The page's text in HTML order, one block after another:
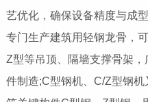
艺优化，确保设备精度与成
专门生产建筑用轻钢龙骨，
Z型等吊顶、隔墙支撑骨架
件制造;C型钢机、C/Z型钢